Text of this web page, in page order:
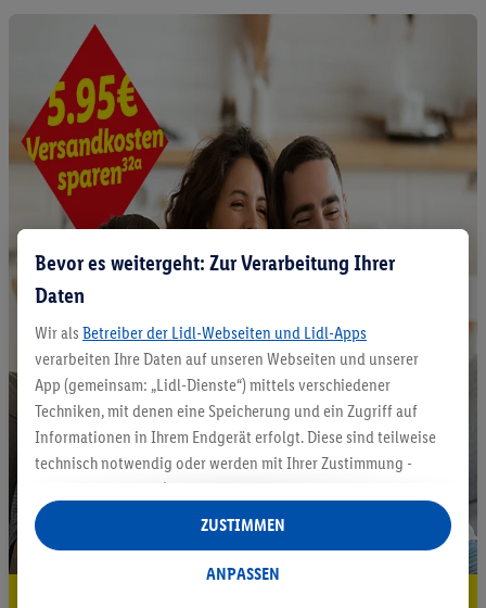
Bevor es weitergeht: Zur Verarbeitung Ihrer
Daten
Wir als Betreiber der Lidl-Webseiten und Lidl-Apps
verarbeiten Ihre Daten auf unseren Webseiten und unserer
App (gemeinsam: „Lidl-Dienste“) mittels verschiedener
Techniken, mit denen eine Speicherung und ein Zugriff auf
Informationen in Ihrem Endgerät erfolgt. Diese sind teilweise
technisch notwendig oder werden mit Ihrer Zustimmung -
auch durch Partner (u.a.
Verantwortliche; im Zusammenhang mit dem IAB TCF
insgesamt
Statistik-Erstellung oder für personalisierte Werbung
ANPASSEN
ZUSTIMMEN